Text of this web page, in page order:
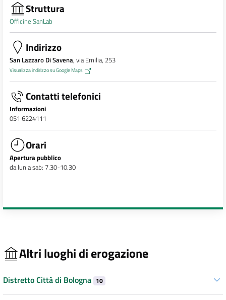
Struttura
Officine SanLab
Indirizzo
San Lazzaro Di Savena, via Emilia, 253
Visualizza indirizzo su Google Maps
Contatti telefonici
Informazioni
051 6224111
Orari
Apertura pubblico
da lun a sab: 7.30-10.30
Altri luoghi di erogazione
Distretto Città di Bologna 10